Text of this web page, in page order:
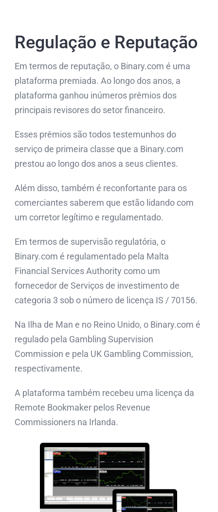
Regulação e Reputação
Em termos de reputação, o Binary.com é uma
plataforma premiada. Ao longo dos anos, a
plataforma ganhou inúmeros prêmios dos
principais revisores do setor financeiro.
Esses prêmios são todos testemunhos do
serviço de primeira classe que a Binary.com
prestou ao longo dos anos a seus clientes.
Além disso, também é reconfortante para os
comerciantes saberem que estão lidando com
um corretor legítimo e regulamentado.
Em termos de supervisão regulatória, o
Binary.com é regulamentado pela Malta
Financial Services Authority como um
fornecedor de Serviços de investimento de
categoria 3 sob o número de licença IS ​​/ 70156.
Na Ilha de Man e no Reino Unido, o Binary.com é
regulado pela Gambling Supervision
Commission e pela UK Gambling Commission,
respectivamente.
A plataforma também recebeu uma licença da
Remote Bookmaker pelos Revenue
Commissioners na Irlanda.